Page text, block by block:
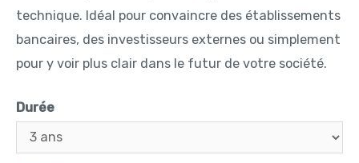
technique. Idéal pour convaincre des établissements
bancaires, des investisseurs externes ou simplement
pour y voir plus clair dans le futur de votre société.
Durée